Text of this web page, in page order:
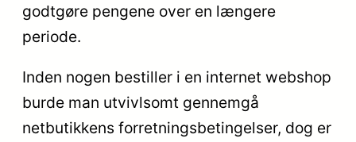
godtgøre pengene over en længere
periode.
Inden nogen bestiller i en internet webshop
burde man utvivlsomt gennemgå
netbutikkens forretningsbetingelser, dog er